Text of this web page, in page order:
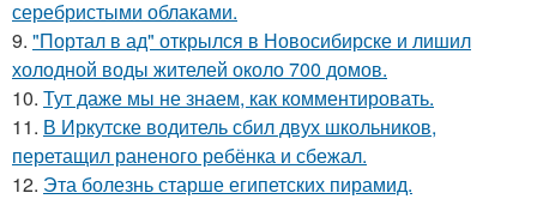
серебристыми облаками.
9. "Портал в ад" открылся в Новосибирске и лишил
холодной воды жителей около 700 домов.
10. Тут даже мы не знаем, как комментировать.
11. В Иркутске водитель сбил двух школьников,
перетащил раненого ребёнка и сбежал.
12. Эта болезнь старше египетских пирамид.